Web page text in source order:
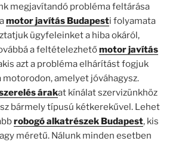
megjavítandó probléma feltárása
motor javítás Budapesti folyamata
ügyfeleinket a hiba okáról,
a feltételezhetőmotor javítás
azt a probléma elhárítást fogjuk
motorodon, amelyet jóváhagysz.
árakat kínálat szervizünkhöz
bármely típusú kétkerekűvel. Lehet
robogó alkatrészek Budapest, kis
méretű. Nálunk minden esetben